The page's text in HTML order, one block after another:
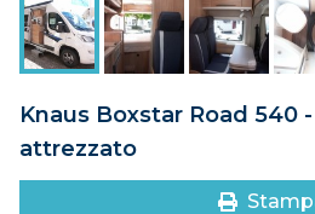
DOVE SIAMO
CONTATTI
Knaus Boxstar Road 540
attrezzato